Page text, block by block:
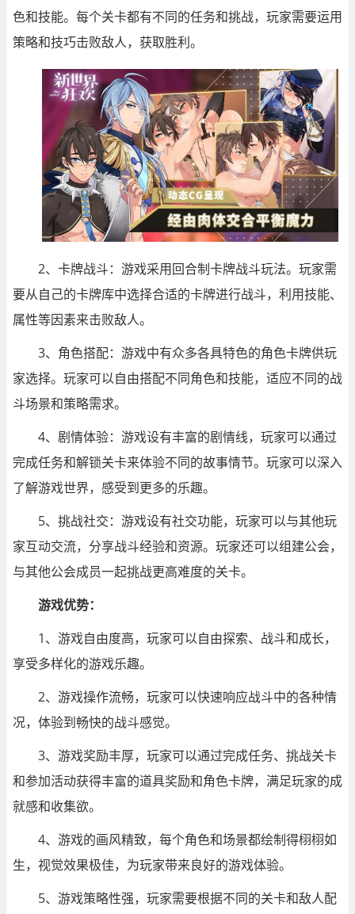
色和技能。每个关卡都有不同的任务和挑战，玩家需要运用
策略和技巧击败敌人，获取胜利。
2、卡牌战斗：游戏采用回合制卡牌战斗玩法。玩家需
要从自己的卡牌库中选择合适的卡牌进行战斗，利用技能、
属性等因素来击败敌人。
3、角色搭配：游戏中有众多各具特色的角色卡牌供玩
家选择。玩家可以自由搭配不同角色和技能，适应不同的战
斗场景和策略需求。
4、剧情体验：游戏设有丰富的剧情线，玩家可以通过
完成任务和解锁关卡来体验不同的故事情节。玩家可以深入
了解游戏世界，感受到更多的乐趣。
5、挑战社交：游戏设有社交功能，玩家可以与其他玩
家互动交流，分享战斗经验和资源。玩家还可以组建公会，
与其他公会成员一起挑战更高难度的关卡。
游戏优势：
1、游戏自由度高，玩家可以自由探索、战斗和成长，
享受多样化的游戏乐趣。
2、游戏操作流畅，玩家可以快速响应战斗中的各种情
况，体验到畅快的战斗感觉。
3、游戏奖励丰厚，玩家可以通过完成任务、挑战关卡
和参加活动获得丰富的道具奖励和角色卡牌，满足玩家的成
就感和收集欲。
4、游戏的画风精致，每个角色和场景都绘制得栩栩如
生，视觉效果极佳，为玩家带来良好的游戏体验。
5、游戏策略性强，玩家需要根据不同的关卡和敌人配